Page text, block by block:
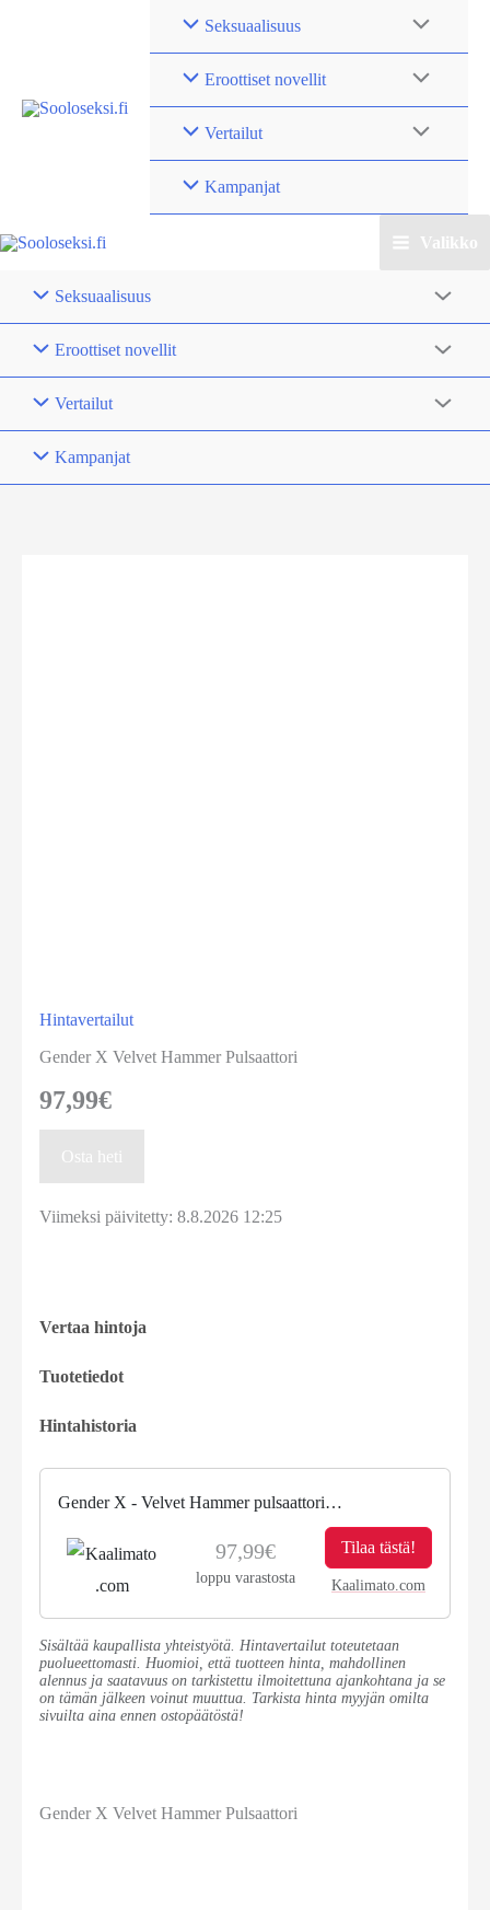
Seksuaalisuus
Eroottiset novellit
Vertailut
Kampanjat
Valikko
Seksuaalisuus
Eroottiset novellit
Vertailut
Kampanjat
Hintavertailut
Gender X Velvet Hammer Pulsaattori
97,99€
Osta heti
Viimeksi päivitetty: 8.8.2026 12:25
Vertaa hintoja
Tuotetiedot
Hintahistoria
Gender X - Velvet Hammer pulsaattori
kaukosäätimellä silikoninen lila
97,99€
loppu varastosta
Tilaa tästä!
Kaalimato.com
Sisältää kaupallista yhteistyötä. Hintavertailut toteutetaan
puolueettomasti. Huomioi, että tuotteen hinta, mahdollinen
alennus ja saatavuus on tarkistettu ilmoitettuna ajankohtana ja se
on tämän jälkeen voinut muuttua. Tarkista hinta myyjän omilta
sivuilta aina ennen ostopäätöstä!
Gender X Velvet Hammer Pulsaattori